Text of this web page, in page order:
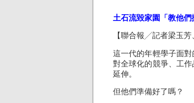
土石流毀家園「教他們
【聯合報╱記者梁玉芳
這一代的年輕學子面
對全球化的競爭、工
延伸。
但他們準備好了嗎？